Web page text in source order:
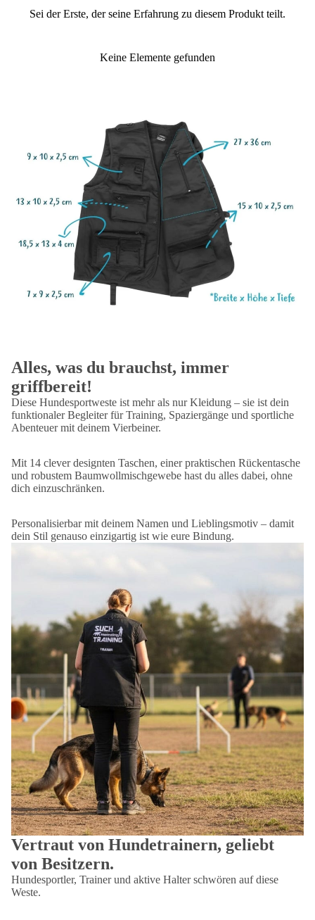
Sei der Erste, der seine Erfahrung zu diesem Produkt teilt.
Keine Elemente gefunden
Alles, was du brauchst, immer
griffbereit!
Diese Hundesportweste ist mehr als nur Kleidung – sie ist dein
funktionaler Begleiter für Training, Spaziergänge und sportliche
Abenteuer mit deinem Vierbeiner.
Mit 14 clever designten Taschen, einer praktischen Rückentasche
und robustem Baumwollmischgewebe hast du alles dabei, ohne
dich einzuschränken.
Personalisierbar mit deinem Namen und Lieblingsmotiv – damit
dein Stil genauso einzigartig ist wie eure Bindung.
Vertraut von Hundetrainern, geliebt
von Besitzern.
Hundesportler, Trainer und aktive Halter schwören auf diese
Weste.